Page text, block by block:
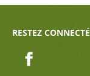
RESTEZ CONNECTÉ